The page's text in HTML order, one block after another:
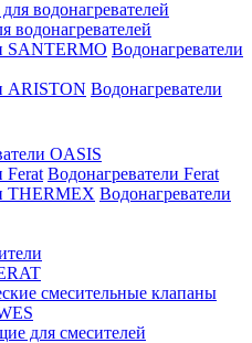
водонагревателей
Водонагреватели
Водонагреватели
OASIS
Водонагреватели Ferat
Водонагреватели
смесительные клапаны
для смесителей